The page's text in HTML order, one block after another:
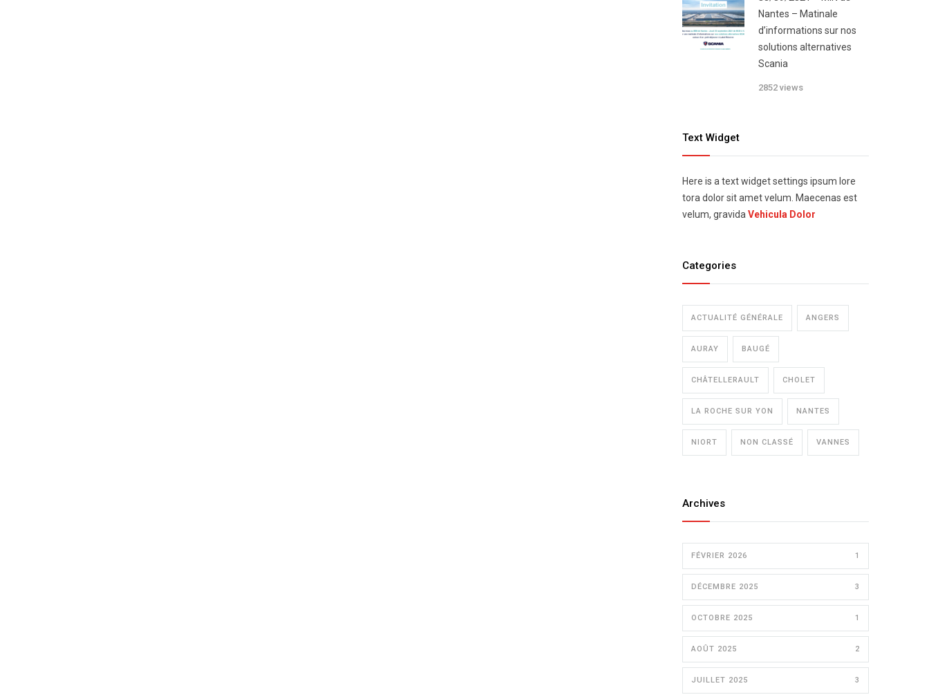
Nantes – Matinale
d’informations sur nos
solutions alternatives
Scania
2852 views
Text Widget
Here is a text widget settings ipsum lore
tora dolor sit amet velum. Maecenas est
velum, gravida Vehicula Dolor
Categories
ACTUALITÉ GÉNÉRALE ANGERS
AURAY BAUGÉ
CHÂTELLERAULT CHOLET
LA ROCHE SUR YON NANTES
NIORT NON CLASSÉ VANNES
Archives
FÉVRIER 2026 1
DÉCEMBRE 2025 3
OCTOBRE 2025 1
AOÛT 2025 2
JUILLET 2025 3